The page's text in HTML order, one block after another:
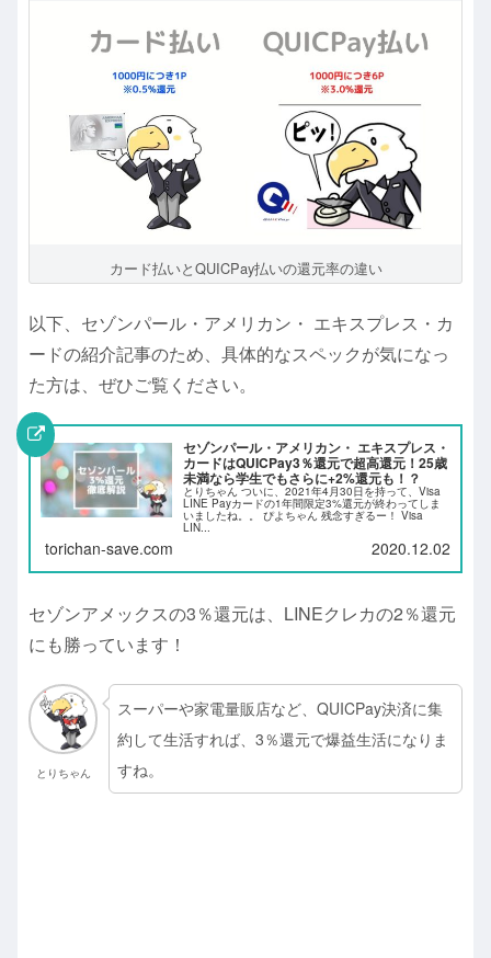
カード払いとQUICPay払いの還元率の違い
以下、セゾンパール・アメリカン・ エキスプレス・カ
ードの紹介記事のため、具体的なスペックが気になっ
た方は、ぜひご覧ください。
セゾンパール・アメリカン・ エキスプレス・
カードはQUICPay3％還元で超高還元！25歳
未満なら学生でもさらに+2%還元も！？
とりちゃん ついに、2021年4月30日を持って、Visa
LINE Payカードの1年間限定3%還元が終わってしま
いましたね。。 ぴよちゃん 残念すぎるー！ Visa
LIN...
torichan-save.com 2020.12.02
セゾンアメックスの3％還元は、LINEクレカの2％還元
にも勝っています！
とりちゃん
スーパーや家電量販店など、QUICPay決済に集
約して生活すれば、3％還元で爆益生活になりま
すね。